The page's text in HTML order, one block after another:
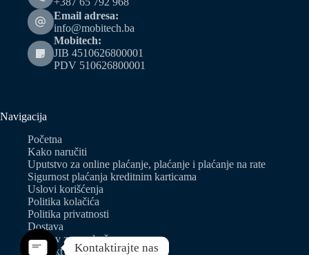
Email adresa:
info@mobitech.ba
Mobitech:
JIB 4510626800001
PDV 510626800001
Navigacija
Početna
Kako naručiti
Uputstvo za online plaćanje, plaćanje i plaćanje na rate
Sigurnost plaćanja kreditnim karticama
Uslovi korišćenja
Politika kolačića
Politika privatnosti
Dostava
Zahtjev za predračun
Kontakt
Kontaktirajte nas